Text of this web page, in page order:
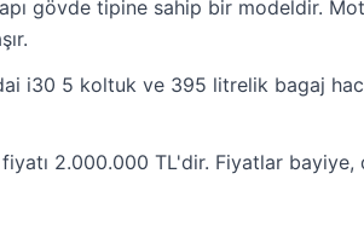
gövde tipine sahip bir modeldir.
i30 5 koltuk ve 395 litrelik bagaj
2.000.000 TL'dir. Fiyatlar bayiye,